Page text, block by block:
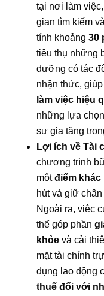
tại nơi làm
gian tìm kiếm
tính khoảng 30
tiêu thụ những
dưỡng có tác
nhận thức,
làm việc hiệu
những lựa
sự gia tăng
Lợi ích về Tài
chương trình
mộtđiểm khác
hút và giữ
Ngoài ra, việc
thể góp phần
khỏevà cải
mặt tài chính
dụng lao động
thuế đối với